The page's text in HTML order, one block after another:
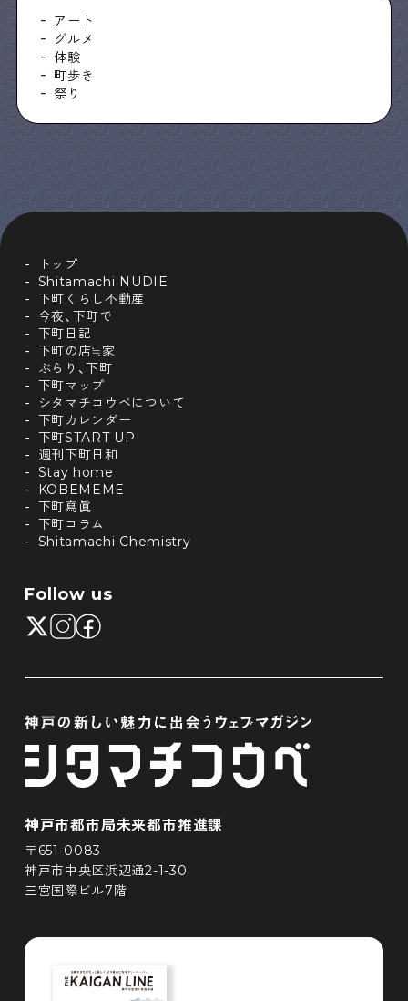
アート
グルメ
体験
町歩き
祭り
トップ
Shitamachi NUDIE
下町くらし不動産
今夜、下町で
下町日記
下町の店≒家
ぶらり、下町
下町マップ
シタマチコウベについて
下町カレンダー
下町START UP
週刊下町日和
Stay home
KOBEMEME
下町寫眞
下町コラム
Shitamachi Chemistry
Follow us
神戸市都市局未来都市推進課
〒651-0083
神戸市中央区浜辺通2-1-30
三宮国際ビル7階